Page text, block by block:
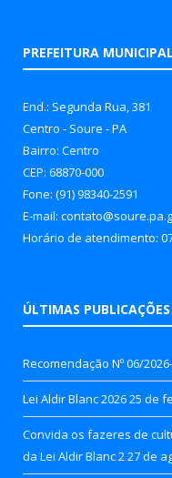
PREFEITURA
End.: Segunda Rua, 381
Centro - Soure - PA
Bairro: Centro
CEP: 68870-000
Fone: (91) 98340-2591
E-mail:
Horário de atendimento:
ÚLTIMAS PUBLICAÇÕES
Recomendação Nº 06/2026-
Lei Aldir Blanc 202625 de
Convida os fazeres de
da Lei Aldir Blanc 2 27 de